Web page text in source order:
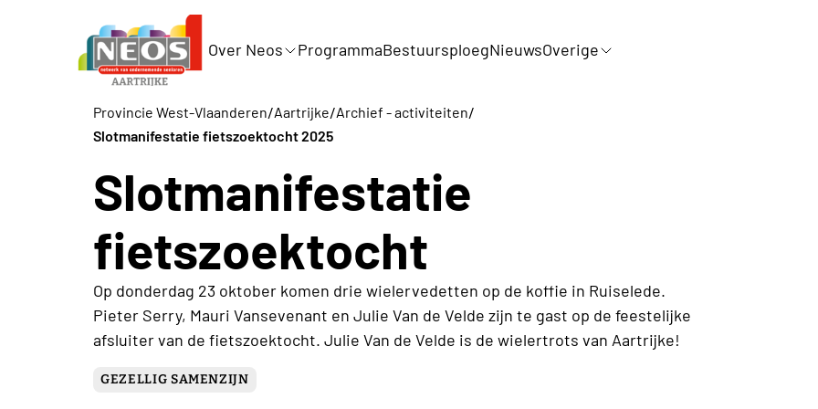
Over Neos ProgrammaBestuursploegNieuwsOverige
Provincie West-Vlaanderen/Aartrijke/Archief - activiteiten/
Slotmanifestatie fietszoektocht 2025
Slotmanifestatie
fietszoektocht
Op donderdag 23 oktober komen drie wielervedetten op de koffie in Ruiselede.
Pieter Serry, Mauri Vansevenant en Julie Van de Velde zijn te gast op de feestelijke
afsluiter van de fietszoektocht. Julie Van de Velde is de wielertrots van Aartrijke!
GEZELLIG SAMENZIJN